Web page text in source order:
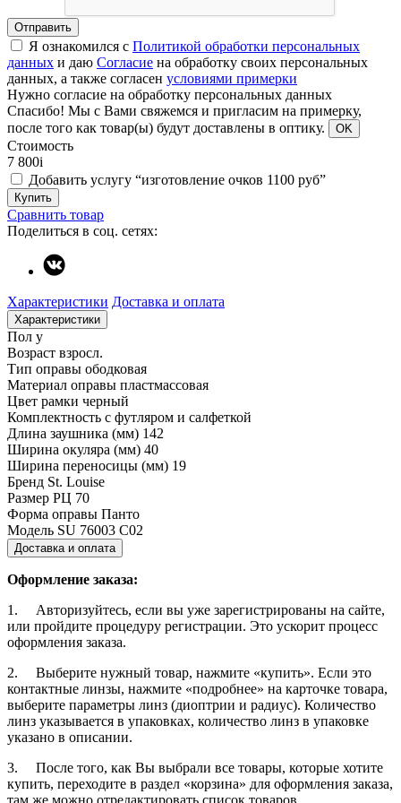
Отправить
Я ознакомился с Политикой обработки персональных
данных и даю Согласие на обработку своих персональных
данных, а также согласен условиями примерки
Нужно согласие на обработку персональных данных
Спасибо! Мы с Вами свяжемся и пригласим на примерку,
после того как товар(ы) будут доставлены в оптику.
OK
Стоимость
7 800i
Добавить услугу “изготовление очков 1100 руб”
Купить
Сравнить товар
Поделиться в соц. сетях:
Характеристики Доставка и оплата
Характеристики
Пол у
Возраст взросл.
Тип оправы ободковая
Материал оправы пластмассовая
Цвет рамки черный
Комплектность с футляром и салфеткой
Длина заушника (мм) 142
Ширина окуляра (мм) 40
Ширина переносицы (мм) 19
Бренд St. Louise
Размер РЦ 70
Форма оправы Панто
Модель SU 76003 C02
Доставка и оплата
Оформление заказа:
1. Авторизуйтесь, если вы уже зарегистрированы на сайте,
или пройдите процедуру регистрации. Это ускорит процесс
оформления заказа.
2. Выберите нужный товар, нажмите «купить». Если это
контактные линзы, нажмите «подробнее» на карточке товара,
выберите параметры линз (диоптрии и радиус). Количество
линз указывается в упаковках, количество линз в упаковке
указано в описании.
3. После того, как Вы выбрали все товары, которые хотите
купить, переходите в раздел «корзина» для оформления заказа,
там же можно отредактировать список товаров.